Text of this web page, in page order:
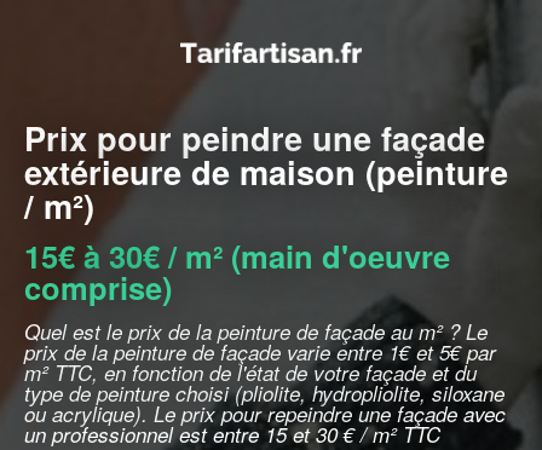
Prix pour peindre une façade
extérieure de maison (peinture
/ m²)
15€ à 30€ / m² (main d'oeuvre
comprise)
Quel est le prix de la peinture de façade au m² ? Le
prix de la peinture de façade varie entre 1€ et 5€ par
m² TTC, en fonction de l'état de votre façade et du
type de peinture choisi (pliolite, hydropliolite, siloxane
ou acrylique). Le prix pour repeindre une façade avec
un professionnel est entre 15 et 30 € / m² TTC